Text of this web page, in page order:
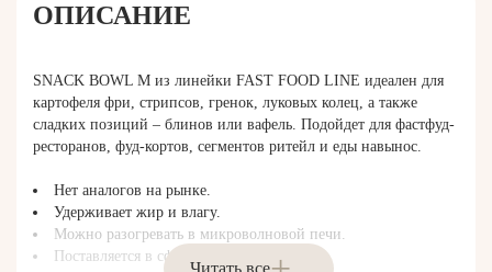
ОПИСАНИЕ
SNACK BOWL M из линейки FAST FOOD LINE идеален для
картофеля фри, стрипсов, гренок, луковых колец, а также
сладких позиций – блинов или вафель. Подойдет для фастфуд-
ресторанов, фуд-кортов, сегментов ритейл и еды навынос.
Нет аналогов на рынке.
Удерживает жир и влагу.
Можно разогревать в микроволновой печи.
Поставляется в сформированном виде.
Читать все